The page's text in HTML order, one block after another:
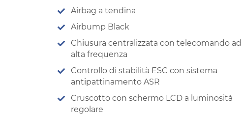
Airbag a tendina
Airbump Black
Chiusura centralizzata con telecomando ad
alta frequenza
Controllo di stabilità ESC con sistema
antipattinamento ASR
Cruscotto con schermo LCD a luminosità
regolare